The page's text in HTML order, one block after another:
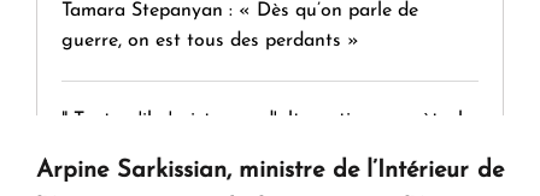
Tamara Stepanyan : « Dès qu’on parle de
guerre, on est tous des perdants »
" Tant qu'il n'existe pas d'alternative concrète, la
Arpine Sarkissian, ministre de l’Intérieur de